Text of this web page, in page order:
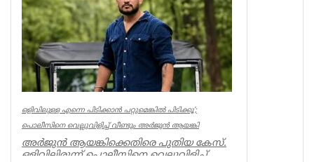
India
ഒളിവിലുള്ള എന്നെ പിടിക്കാൻ പറ്റുമെങ്കിൽ പിടിക്കൂ’;
പൊലീസിനെ വെല്ലുവിളിച്ച് വീണ്ടും അർജുൻ ആയങ്കി
അർജുൻ ആയങ്കിക്കെതിരെ പുതിയ കേസ്.
ഒളിവിലിരുന്ന് പൊലീസിനെ വെല്ലുവിളിച്ച്